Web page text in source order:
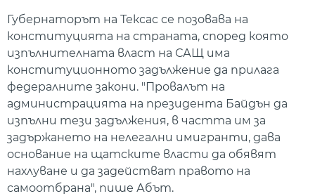
Губернаторът на Тексас се позовава на
конституцията на страната, според която
изпълнителната власт на САЩ има
конституционното задължение да прилага
федералните закони. "Провалът на
администрацията на президента Байдън да
изпълни тези задължения, в частта им за
задържането на нелегални имигранти, дава
основание на щатските власти да обявят
нахлуване и да задействат правото на
самоотбрана", пише Абът.